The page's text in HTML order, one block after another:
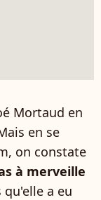
Mortaud en
en se
on constate
à merveille
qu'elle a eu